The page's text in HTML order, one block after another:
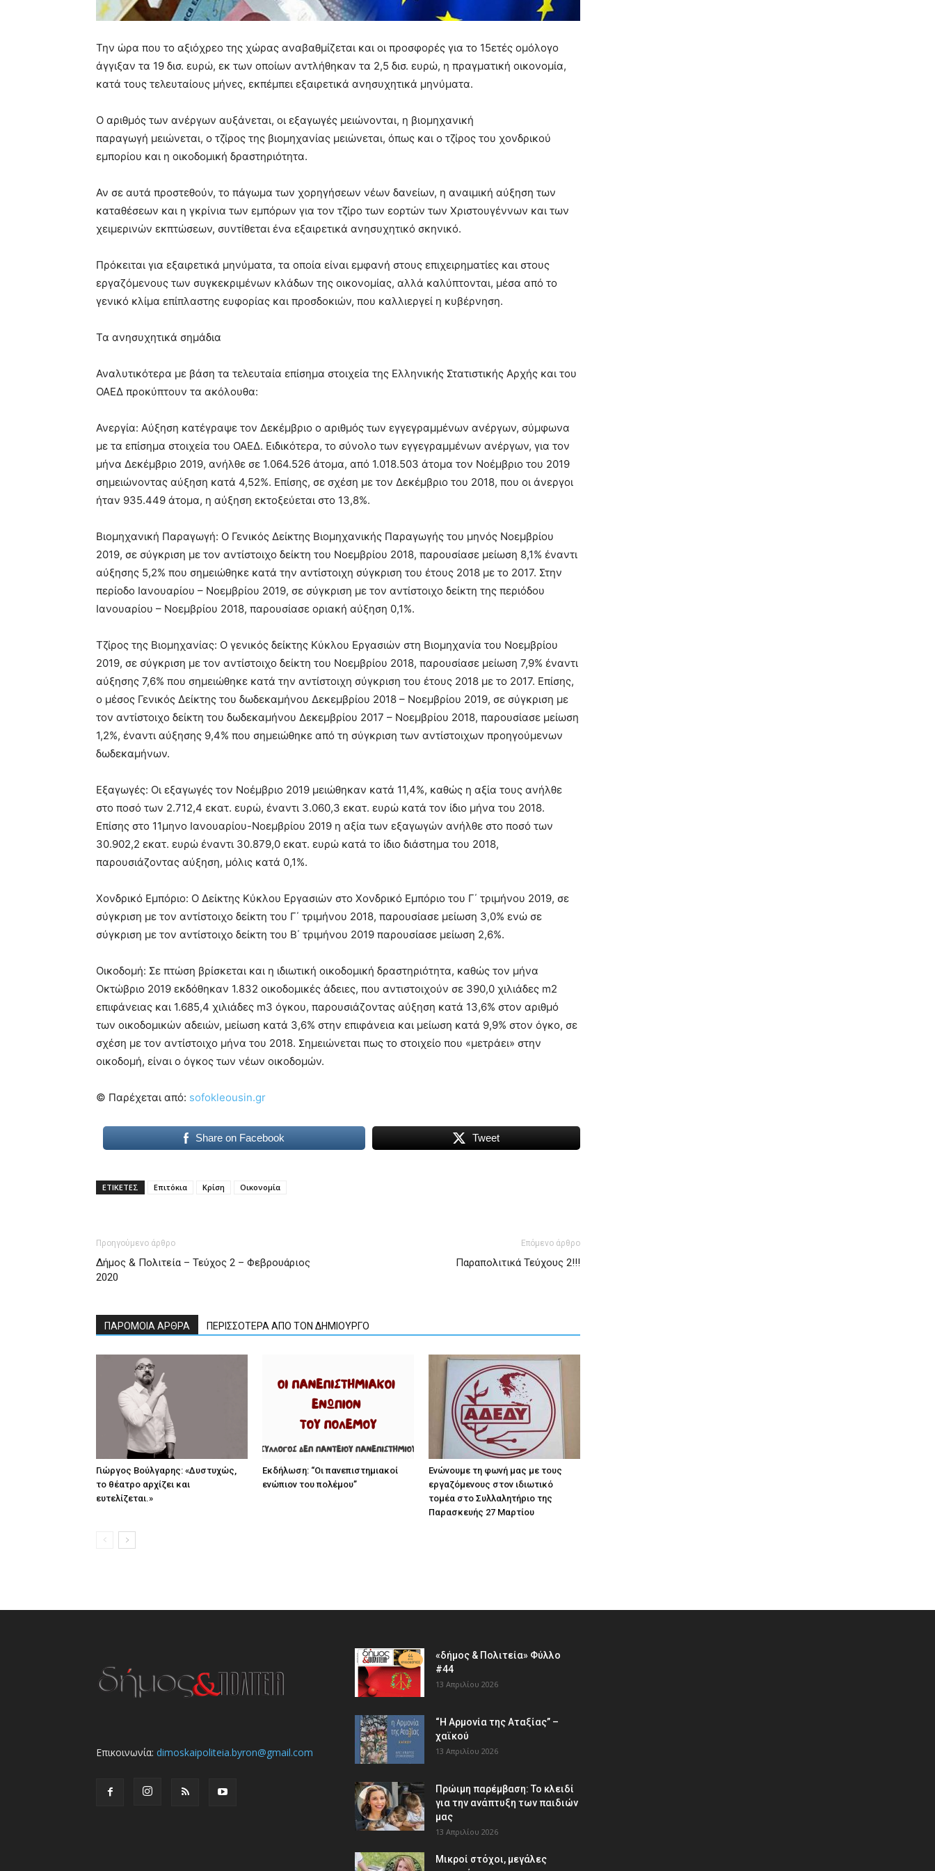
Την ώρα που το αξιόχρεο της χώρας αναβαθμίζεται και οι προσφορές για το 15ετές ομόλογο
άγγιξαν τα 19 δισ. ευρώ, εκ των οποίων αντλήθηκαν τα 2,5 δισ. ευρώ, η πραγματική οικονομία,
κατά τους τελευταίους μήνες, εκπέμπει εξαιρετικά ανησυχητικά μηνύματα.
Ο αριθμός των ανέργων αυξάνεται, οι εξαγωγές μειώνονται, η βιομηχανική
παραγωγή μειώνεται, ο τζίρος της βιομηχανίας μειώνεται, όπως και ο τζίρος του χονδρικού
εμπορίου και η οικοδομική δραστηριότητα.
Αν σε αυτά προστεθούν, το πάγωμα των χορηγήσεων νέων δανείων, η αναιμική αύξηση των
καταθέσεων και η γκρίνια των εμπόρων για τον τζίρο των εορτών των Χριστουγέννων και των
χειμερινών εκπτώσεων, συντίθεται ένα εξαιρετικά ανησυχητικό σκηνικό.
Πρόκειται για εξαιρετικά μηνύματα, τα οποία είναι εμφανή στους επιχειρηματίες και στους
εργαζόμενους των συγκεκριμένων κλάδων της οικονομίας, αλλά καλύπτονται, μέσα από το
γενικό κλίμα επίπλαστης ευφορίας και προσδοκιών, που καλλιεργεί η κυβέρνηση.
Τα ανησυχητικά σημάδια
Αναλυτικότερα με βάση τα τελευταία επίσημα στοιχεία της Ελληνικής Στατιστικής Αρχής και του
ΟΑΕΔ προκύπτουν τα ακόλουθα:
Ανεργία: Αύξηση κατέγραψε τον Δεκέμβριο ο αριθμός των εγγεγραμμένων ανέργων, σύμφωνα
με τα επίσημα στοιχεία του ΟΑΕΔ. Ειδικότερα, το σύνολο των εγγεγραμμένων ανέργων, για τον
μήνα Δεκέμβριο 2019, ανήλθε σε 1.064.526 άτομα, από 1.018.503 άτομα τον Νοέμβριο του 2019
σημειώνοντας αύξηση κατά 4,52%. Επίσης, σε σχέση με τον Δεκέμβριο του 2018, που οι άνεργοι
ήταν 935.449 άτομα, η αύξηση εκτοξεύεται στο 13,8%.
Βιομηχανική Παραγωγή: Ο Γενικός Δείκτης Βιομηχανικής Παραγωγής του μηνός Νοεμβρίου
2019, σε σύγκριση με τον αντίστοιχο δείκτη του Νοεμβρίου 2018, παρουσίασε μείωση 8,1% έναντι
αύξησης 5,2% που σημειώθηκε κατά την αντίστοιχη σύγκριση του έτους 2018 με το 2017. Στην
περίοδο Ιανουαρίου – Νοεμβρίου 2019, σε σύγκριση με τον αντίστοιχο δείκτη της περιόδου
Ιανουαρίου – Νοεμβρίου 2018, παρουσίασε οριακή αύξηση 0,1%.
Τζίρος της Βιομηχανίας: Ο γενικός δείκτης Κύκλου Εργασιών στη Βιομηχανία του Νοεμβρίου
2019, σε σύγκριση με τον αντίστοιχο δείκτη του Νοεμβρίου 2018, παρουσίασε μείωση 7,9% έναντι
αύξησης 7,6% που σημειώθηκε κατά την αντίστοιχη σύγκριση του έτους 2018 με το 2017. Επίσης,
ο μέσος Γενικός Δείκτης του δωδεκαμήνου Δεκεμβρίου 2018 – Νοεμβρίου 2019, σε σύγκριση με
τον αντίστοιχο δείκτη του δωδεκαμήνου Δεκεμβρίου 2017 – Νοεμβρίου 2018, παρουσίασε μείωση
1,2%, έναντι αύξησης 9,4% που σημειώθηκε από τη σύγκριση των αντίστοιχων προηγούμενων
δωδεκαμήνων.
Εξαγωγές: Οι εξαγωγές τον Νοέμβριο 2019 μειώθηκαν κατά 11,4%, καθώς η αξία τους ανήλθε
στο ποσό των 2.712,4 εκατ. ευρώ, έναντι 3.060,3 εκατ. ευρώ κατά τον ίδιο μήνα του 2018.
Επίσης στο 11μηνο Ιανουαρίου-Νοεμβρίου 2019 η αξία των εξαγωγών ανήλθε στο ποσό των
30.902,2 εκατ. ευρώ έναντι 30.879,0 εκατ. ευρώ κατά το ίδιο διάστημα του 2018,
παρουσιάζοντας αύξηση, μόλις κατά 0,1%.
Χονδρικό Εμπόριο: Ο Δείκτης Κύκλου Εργασιών στο Χονδρικό Εμπόριο του Γ΄ τριμήνου 2019, σε
σύγκριση με τον αντίστοιχο δείκτη του Γ΄ τριμήνου 2018, παρουσίασε μείωση 3,0% ενώ σε
σύγκριση με τον αντίστοιχο δείκτη του Β΄ τριμήνου 2019 παρουσίασε μείωση 2,6%.
Οικοδομή: Σε πτώση βρίσκεται και η ιδιωτική οικοδομική δραστηριότητα, καθώς τον μήνα
Οκτώβριο 2019 εκδόθηκαν 1.832 οικοδομικές άδειες, που αντιστοιχούν σε 390,0 χιλιάδες m2
επιφάνειας και 1.685,4 χιλιάδες m3 όγκου, παρουσιάζοντας αύξηση κατά 13,6% στον αριθμό
των οικοδομικών αδειών, μείωση κατά 3,6% στην επιφάνεια και μείωση κατά 9,9% στον όγκο, σε
σχέση με τον αντίστοιχο μήνα του 2018. Σημειώνεται πως το στοιχείο που «μετράει» στην
οικοδομή, είναι ο όγκος των νέων οικοδομών.
© Παρέχεται από: sofokleousin.gr
Share on Facebook Tweet
ΕΤΙΚΕΤΕΣ Επιτόκια Κρίση Οικονομία
Προηγούμενο άρθρο
Δήμος & Πολιτεία – Τεύχος 2 – Φεβρουάριος
2020
Επόμενο άρθρο
Παραπολιτικά Τεύχους 2!!!
ΠΑΡΟΜΟΙΑ ΑΡΘΡΑ ΠΕΡΙΣΣΟΤΕΡΑ ΑΠΟ ΤΟΝ ΔΗΜΙΟΥΡΓΟ
Γιώργος Βούλγαρης: «Δυστυχώς,
το θέατρο αρχίζει και
ευτελίζεται.»
Εκδήλωση: “Οι πανεπιστημιακοί
ενώπιον του πολέμου”
Ενώνουμε τη φωνή μας με τους
εργαζόμενους στον ιδιωτικό
τομέα στο Συλλαλητήριο της
Παρασκευής 27 Μαρτίου
Επικοινωνία: dimoskaipoliteia.byron@gmail.com
«δήμος & Πολιτεία» Φύλλο
#44
13 Απριλίου 2026
“Η Αρμονία της Αταξίας” –
χαϊκού
13 Απριλίου 2026
Πρώιμη παρέμβαση: Το κλειδί
για την ανάπτυξη των παιδιών
µας
13 Απριλίου 2026
Μικροί στόχοι, μεγάλες